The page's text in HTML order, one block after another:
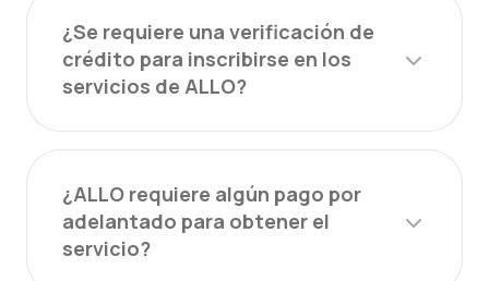
¿Se requiere una verificación de
crédito para inscribirse en los
servicios de ALLO?
¿ALLO requiere algún pago por
adelantado para obtener el
servicio?